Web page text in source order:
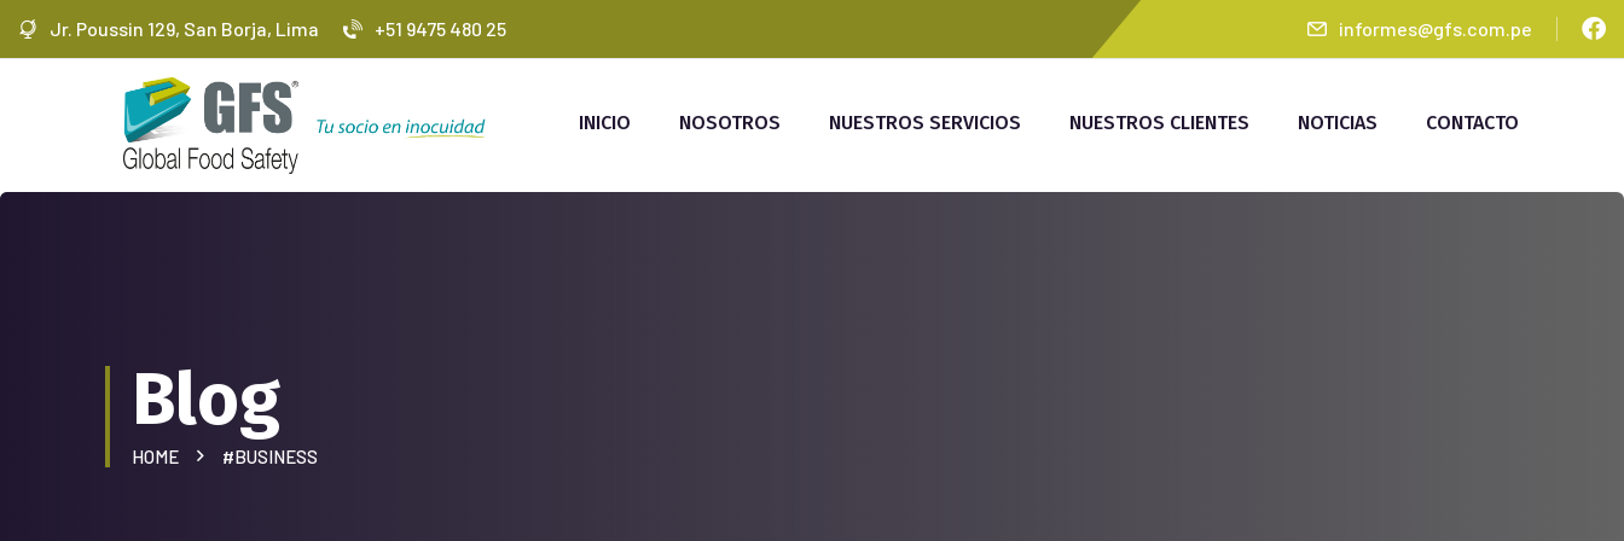
Jr. Poussin 129, San Borja, Lima +51 9475 480 25 informes@gfs.com.pe
INICIO NOSOTROS NUESTROS SERVICIOS NUESTROS CLIENTES NOTICIAS CONTACTO
Blog
HOME #BUSINESS